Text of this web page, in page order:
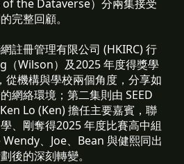
the Dataverse）分兩集接受
完整回顧。
註冊管理有限公司 (HKIRC) 行
（Wilson）及2025 年度得獎學
從機構與學校兩個角度，分享如
網絡環境；第二集則由 SEED
Lo (Ken) 擔任主要嘉賓，聯
、剛奪得2025 年度比賽高中組
、Joe、Bean 與健熙同出
後的深刻轉變。